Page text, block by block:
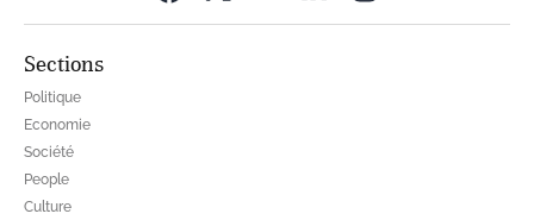
Sections
Politique
Economie
Société
People
Culture